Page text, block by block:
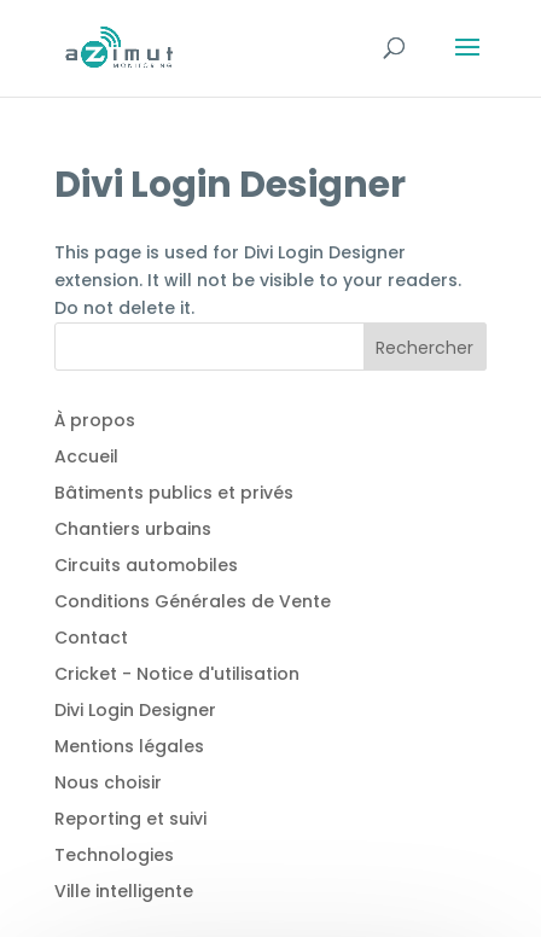
Divi Login Designer
This page is used for Divi Login Designer
extension. It will not be visible to your readers.
Do not delete it.
Rechercher
À propos
Accueil
Bâtiments publics et privés
Chantiers urbains
Circuits automobiles
Conditions Générales de Vente
Contact
Cricket - Notice d'utilisation
Divi Login Designer
Mentions légales
Nous choisir
Reporting et suivi
Technologies
Ville intelligente